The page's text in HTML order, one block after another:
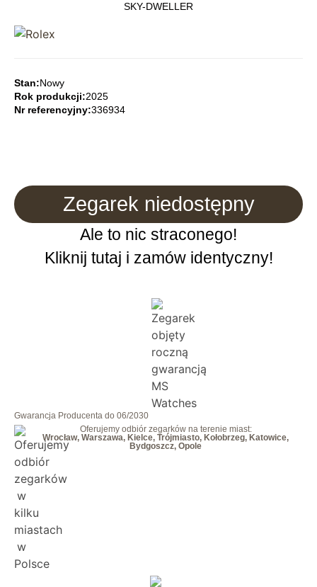
SKY-DWELLER
Stan:Nowy
Rok produkcji:2025
Nr referencyjny:336934
Zegarek niedostępny
Ale to nic straconego!
Kliknij tutaj i zamów identyczny!
Gwarancja Producenta do 06/2030
Oferujemy odbiór zegarków na terenie miast:
Wrocław, Warszawa, Kielce, Trójmiasto, Kołobrzeg, Katowice,
Bydgoszcz, Opole